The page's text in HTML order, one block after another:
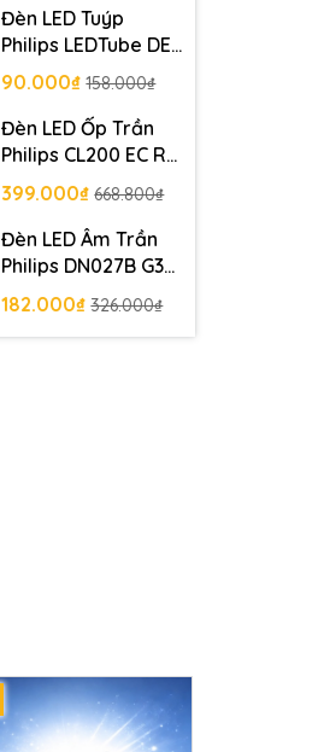
Đèn LED Tuýp
Philips LEDTube DE
HO 1200mm 22W
T8 G13 C
90.000₫ 158.000₫
Đèn LED Ốp Trần
Philips CL200 EC RD
17W 65K W HV 02
Đường kính 320 mm
399.000₫ 668.800₫
Đèn LED Âm Trần
Philips DN027B G3
LED9 9W 220-240V
D125 RD khoét lỗ
125 mm
182.000₫ 326.000₫